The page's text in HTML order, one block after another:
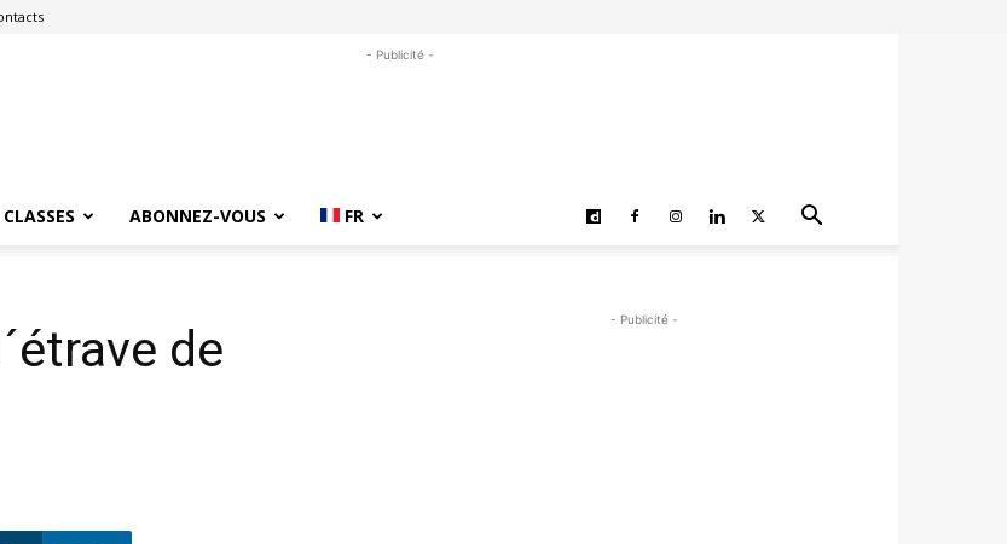
- Publicité -
CLASSES ABONNEZ-VOUS FR
de
- Publicité -